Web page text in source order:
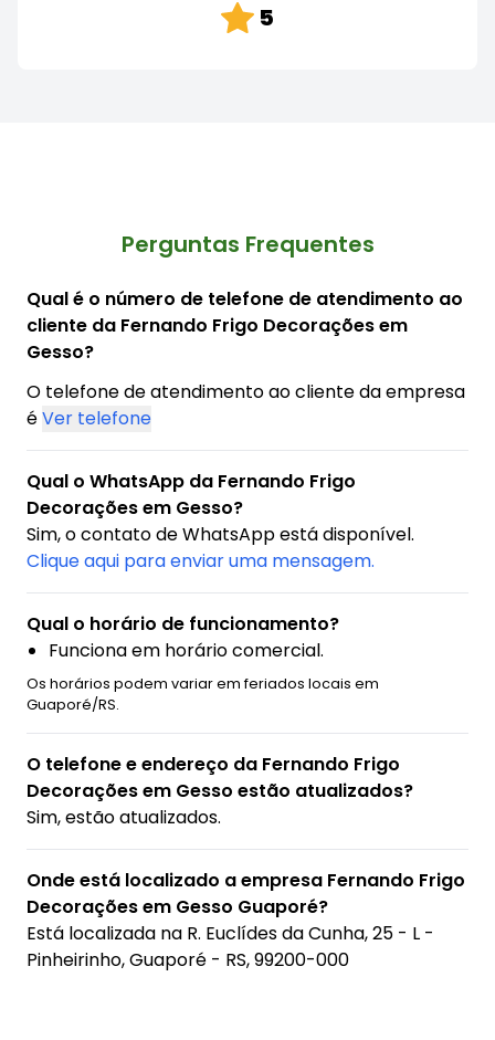
5
Perguntas Frequentes
Qual é o número de telefone de atendimento ao
cliente da Fernando Frigo Decorações em
Gesso?
O telefone de atendimento ao cliente da empresa
éVer telefone
Qual o WhatsApp da Fernando Frigo
Decorações em Gesso?
Sim, o contato de WhatsApp está disponível.
Clique aqui para enviar uma mensagem.
Qual o horário de funcionamento?
Funciona em horário comercial.
Os horários podem variar em feriados locais em
Guaporé/RS.
O telefone e endereço da Fernando Frigo
Decorações em Gesso estão atualizados?
Sim, estão atualizados.
Onde está localizado a empresa Fernando Frigo
Decorações em Gesso Guaporé?
Está localizada na R. Euclídes da Cunha, 25 - L -
Pinheirinho, Guaporé - RS, 99200-000